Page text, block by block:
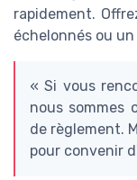
rapidement.
échelonnés ou
« Si vous
nous sommes
de règlement.
pour convenir